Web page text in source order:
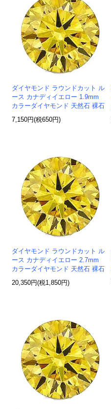
ダイヤモンド ラウンドカット ル
ース カナディイエロー 1.9mm
カラーダイヤモンド 天然石 裸石
7,150円(税650円)
ダイヤモンド ラウンドカット ル
ース カナディイエロー 2.7mm
カラーダイヤモンド 天然石 裸石
20,350円(税1,850円)